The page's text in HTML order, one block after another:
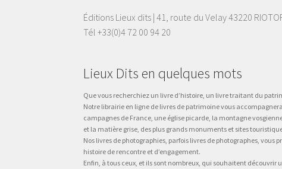
Éditions Lieux dits | 41, route du Velay 43220
Tél +33(0)4 72 00 94 20
Lieux Dits en quelques mots
Que vous recherchiez un livre d’histoire, un livre traitant du
Notre librairie en ligne de livres de patrimoine vous
campagnes de France, une église picarde, la montagne
et la matière grise, des plus grands monuments et sites
Nos livres de photographies, parfois livres de photographes,
histoire de rencontre et d’engagement.
Enfin, à tous ceux, et ils sont nombreux, qui souhaitent